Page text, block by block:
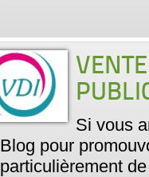
Si vous
Blog pour
particulièrement